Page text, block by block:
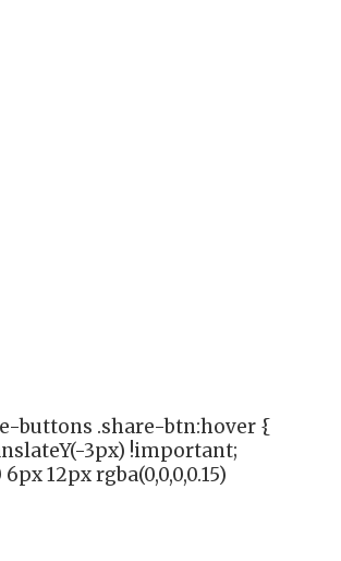
buttons .share-btn:hover {
3px) !important;
12px rgba(0,0,0,0.15)